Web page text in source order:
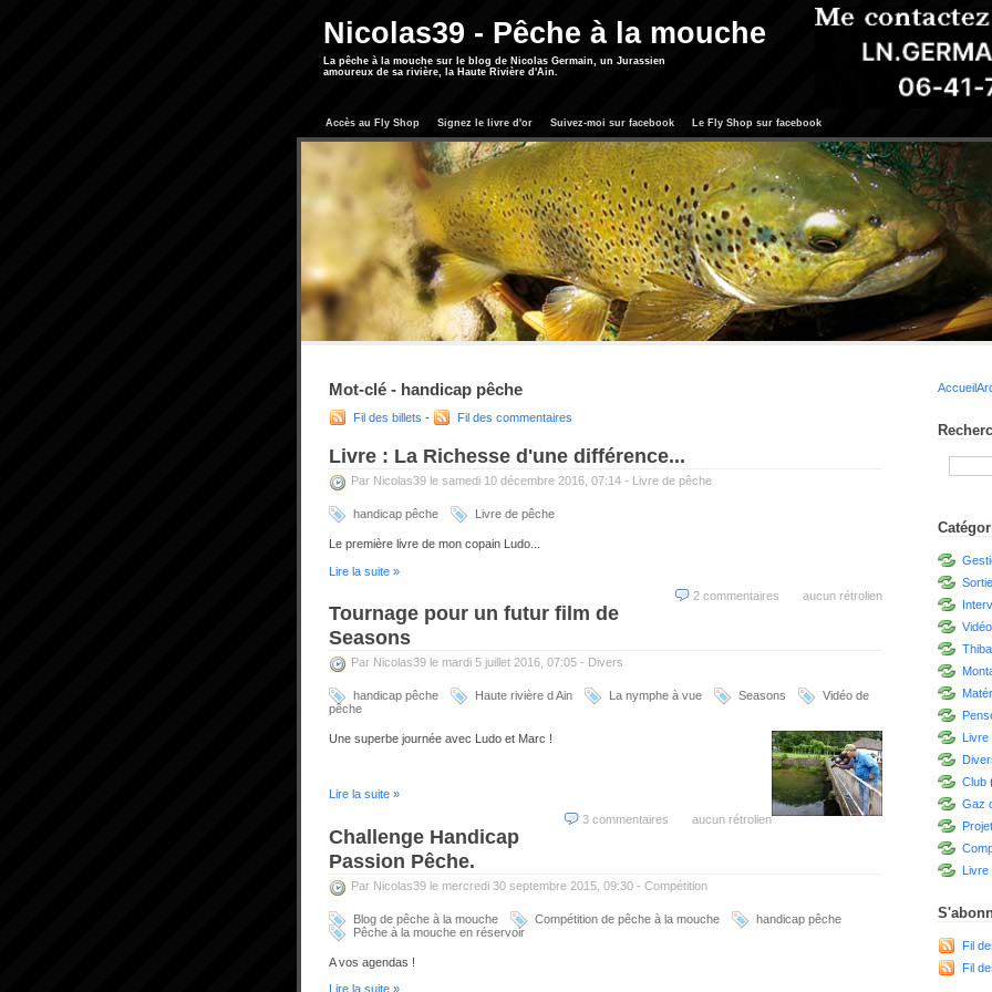
Nicolas39 - Pêche à la mouche
La pêche à la mouche sur le blog de Nicolas Germain, un Jurassien
amoureux de sa rivière, la Haute Rivière d'Ain.
Accès au Fly Shop Signez le livre d'or Suivez-moi sur facebook Le Fly Shop sur facebook
Mot-clé - handicap pêche
Fil des billets - Fil des commentaires
Livre : La Richesse d'une différence...
Par Nicolas39 le samedi 10 décembre 2016, 07:14 - Livre de pêche
handicap pêche Livre de pêche
Le première livre de mon copain Ludo...
Lire la suite »
2 commentaires
aucun rétrolien
Tournage pour un futur film de
Seasons
Par Nicolas39 le mardi 5 juillet 2016, 07:05 - Divers
handicap pêche Haute rivière d Ain La nymphe à vue Seasons
Vidéo de
pêche
Une superbe journée avec Ludo et Marc !
Lire la suite »
3 commentaires
aucun rétrolien
Challenge Handicap
Passion Pêche.
Par Nicolas39 le mercredi 30 septembre 2015, 09:30 - Compétition
Blog de pêche à la mouche Compétition de pêche à la mouche
handicap pêche
Pêche à la mouche en réservoir
A vos agendas !
Lire la suite »
Accueil
Livre
Club
Gaz
Livre
Fil
Fil